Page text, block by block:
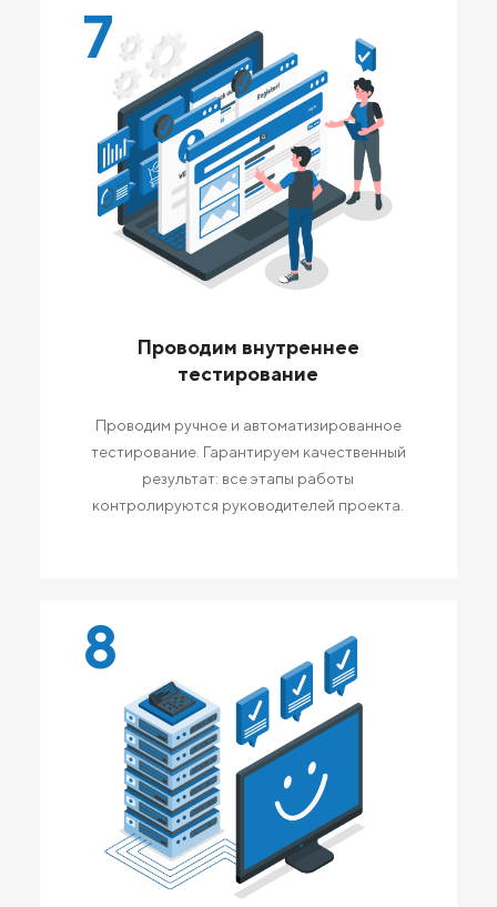
7
Проводим внутреннее
тестирование
Проводим ручное и автоматизированное
тестирование. Гарантируем качественный
результат: все этапы работы
контролируются руководителей проекта.
8